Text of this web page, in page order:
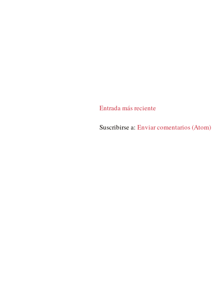
Entrada más reciente
Suscribirse a: Enviar comentarios (Atom)